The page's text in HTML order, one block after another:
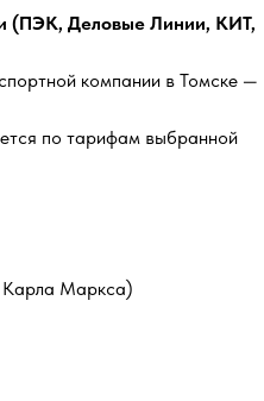
(ПЭК, Деловые Линии, КИТ,
компании в Томске —
по тарифам выбранной
Карла Маркса)